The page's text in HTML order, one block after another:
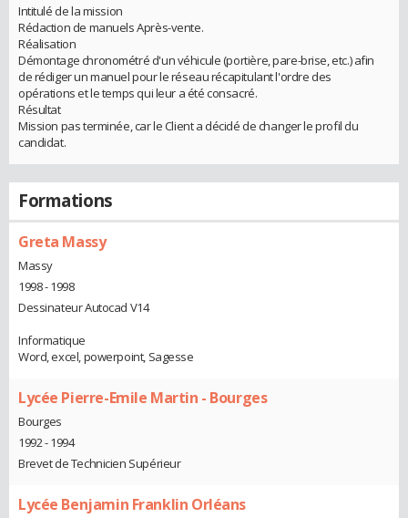
Intitulé de la mission
Rédaction de manuels Après-vente.
Réalisation
Démontage chronométré d'un véhicule (portière, pare-brise, etc.) afin
de rédiger un manuel pour le réseau récapitulant l'ordre des
opérations et le temps qui leur a été consacré.
Résultat
Mission pas terminée, car le Client a décidé de changer le profil du
candidat.
Formations
Greta Massy
Massy
1998 - 1998
Dessinateur Autocad V14
Informatique
Word, excel, powerpoint, Sagesse
Lycée Pierre-Emile Martin - Bourges
Bourges
1992 - 1994
Brevet de Technicien Supérieur
Lycée Benjamin Franklin Orléans